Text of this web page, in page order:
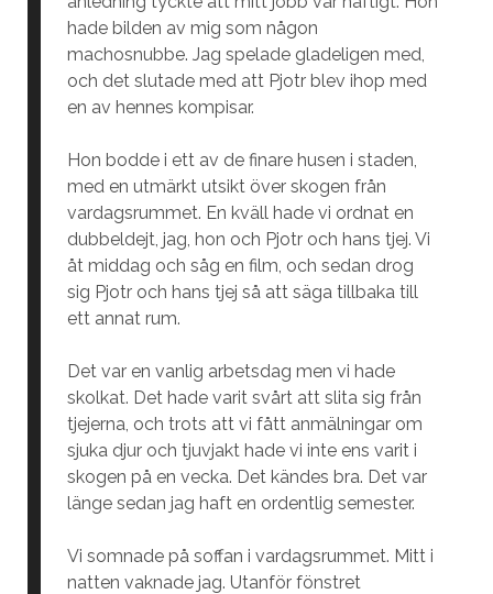
hade bilden av mig som någon
machosnubbe. Jag spelade gladeligen med,
och det slutade med att Pjotr blev ihop med
en av hennes kompisar.
Hon bodde i ett av de finare husen i staden,
med en utmärkt utsikt över skogen från
vardagsrummet. En kväll hade vi ordnat en
dubbeldejt, jag, hon och Pjotr och hans tjej. Vi
åt middag och såg en film, och sedan drog
sig Pjotr och hans tjej så att säga tillbaka till
ett annat rum.
Det var en vanlig arbetsdag men vi hade
skolkat. Det hade varit svårt att slita sig från
tjejerna, och trots att vi fått anmälningar om
sjuka djur och tjuvjakt hade vi inte ens varit i
skogen på en vecka. Det kändes bra. Det var
länge sedan jag haft en ordentlig semester.
Vi somnade på soffan i vardagsrummet. Mitt i
natten vaknade jag. Utanför fönstret